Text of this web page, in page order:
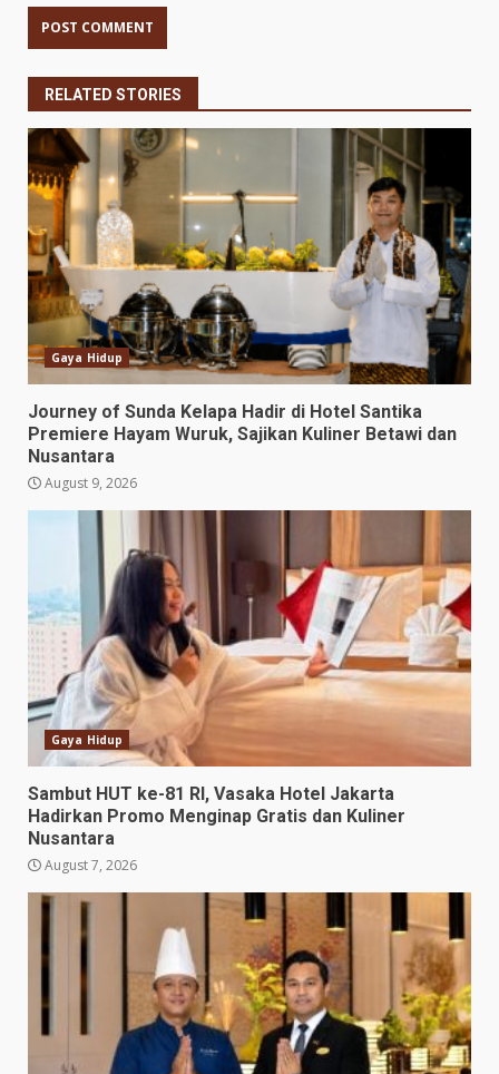
RELATED STORIES
Gaya Hidup
Journey of Sunda Kelapa Hadir di Hotel Santika
Premiere Hayam Wuruk, Sajikan Kuliner Betawi dan
Nusantara
August 9, 2026
Gaya Hidup
Sambut HUT ke-81 RI, Vasaka Hotel Jakarta
Hadirkan Promo Menginap Gratis dan Kuliner
Nusantara
August 7, 2026